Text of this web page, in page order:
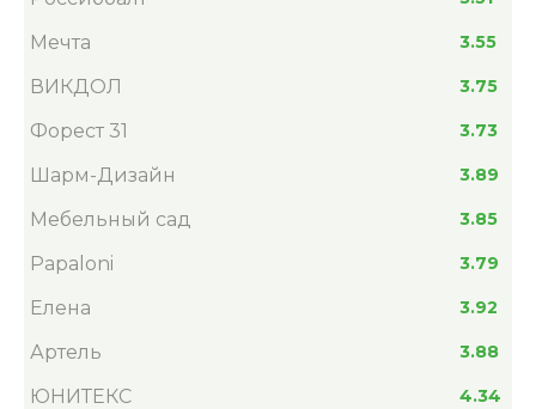
Мечта 3.55
ВИКДОЛ 3.75
Форест 31 3.73
Шарм-Дизайн 3.89
Мебельный сад 3.85
Papaloni 3.79
Елена 3.92
Артель 3.88
ЮНИТЕКС 4.34